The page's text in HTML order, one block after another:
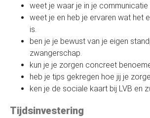
weet je waar je in je communicatie
weet je en heb je ervaren wat het
is.
ben je je bewust van je eigen
zwangerschap.
kun je je zorgen concreet
heb je tips gekregen hoe jij je
ken je de sociale kaart bij LVB en
Tijdsinvestering